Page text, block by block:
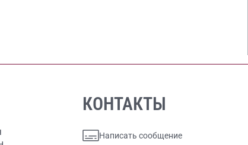
КОНТАКТЫ
Написать сообщение